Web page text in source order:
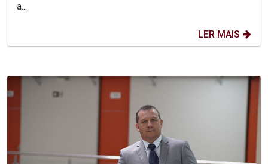
a...
LER MAIS